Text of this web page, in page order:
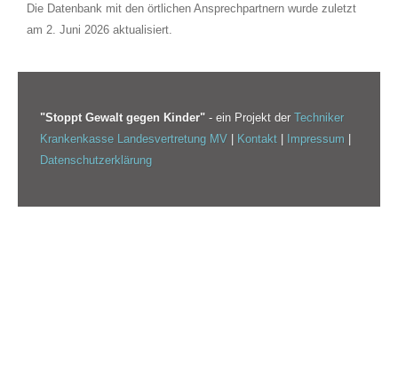
Die Datenbank mit den örtlichen Ansprechpartnern wurde zuletzt
am 2. Juni 2026 aktualisiert.
"Stoppt Gewalt gegen Kinder" - ein Projekt der Techniker
Krankenkasse Landesvertretung MV | Kontakt | Impressum |
Datenschutzerklärung